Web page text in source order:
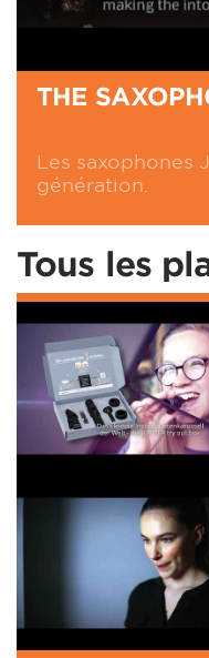
THE
Les saxophones
génération.
Tous les